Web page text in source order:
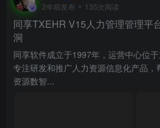
2年前发布 135次阅读
同享TXEHR V15人力管理管理平
洞
同享软件成立于1997年，运营中心位于
专注研发和推广人力资源信息化产品，
资源数智...